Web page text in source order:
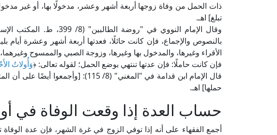
ذات الحمل من وفاة زوجها أربعة أشهر وعشر، مدخولًا بها، أو غير
تبلغ] اهـ.
وقال الإمام النووي في "روضة
بالنصوص والإجماع، فإن كانت حائلًا، فعدتها أربعة أشهر وعشرة أيام
الأقراء وغيرها، والمدخول بها وغيرها، وزوجة الصبي والممسوح وغيرهما،
فإن كانت حاملًا: فإن عدتها تنتهي بوضع الحمل؛ لقوله تعالى: ﴿وَأُولاتُ
قال الإمام ابن قدامة في "المغني" (8/
حملها] اهـ.
حساب العدة إذا وقعت الوفاة في
أجمع الفقهاء على أنه إذا توفي الزوج في غرة الشهر، فإن عدة